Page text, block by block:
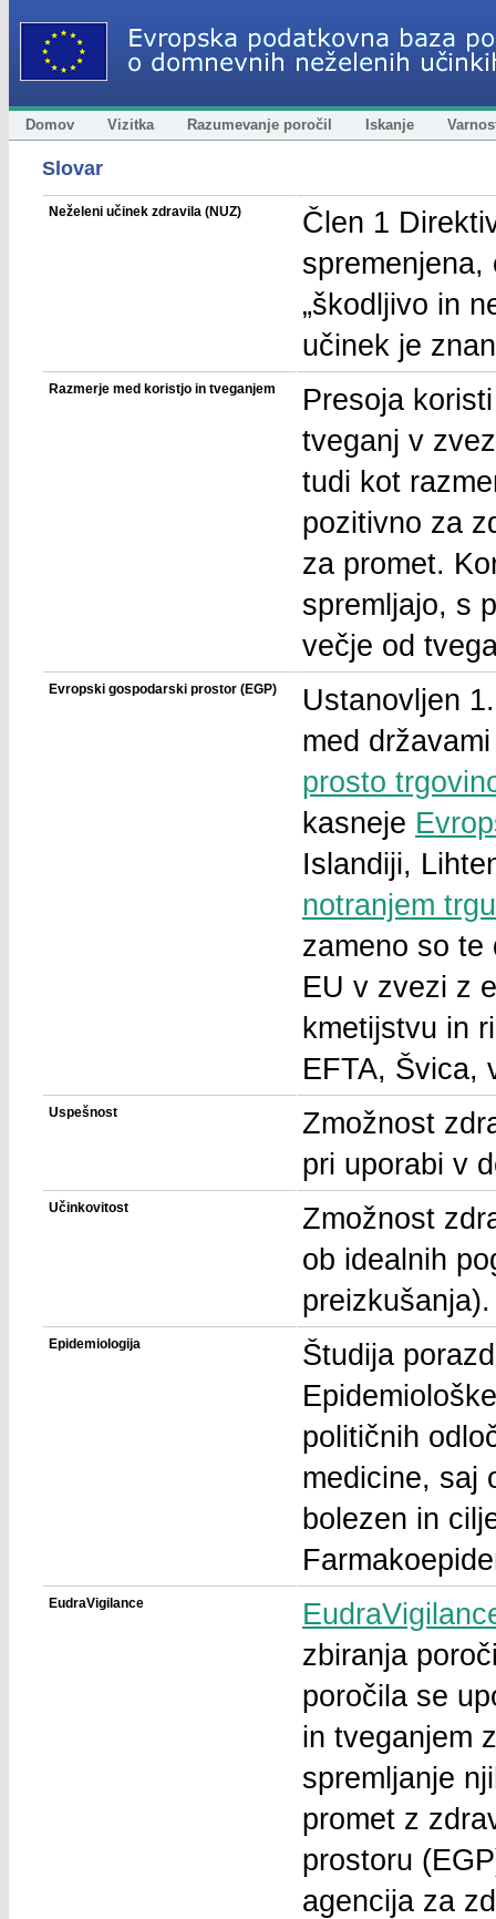
Domov Vizitka Razumevanje poročil Iskanje
Slovar
Neželeni učinek zdravila (NUZ)
Člen 1
„škodljivo in
učinek je
Razmerje med koristjo in tveganjem
Presoja
tveganj v
tudi kot
pozitivno za
za promet.
spremljajo, s
večje od
Evropski gospodarski prostor (EGP)
Ustanovljen
med
prosto
kasneje
Islandiji,
notranjem
zameno so te
EU v zvezi z
kmetijstvu in
EFTA, Švica,
Uspešnost
Zmožnost
pri uporabi v
Učinkovitost
Zmožnost
ob idealnih
preizkušanja).
Epidemiologija
Študija
političnih
medicine, saj
bolezen in
EudraVigilance
zbiranja
poročila se
in tveganjem
spremljanje
promet z
prostoru
agencija za